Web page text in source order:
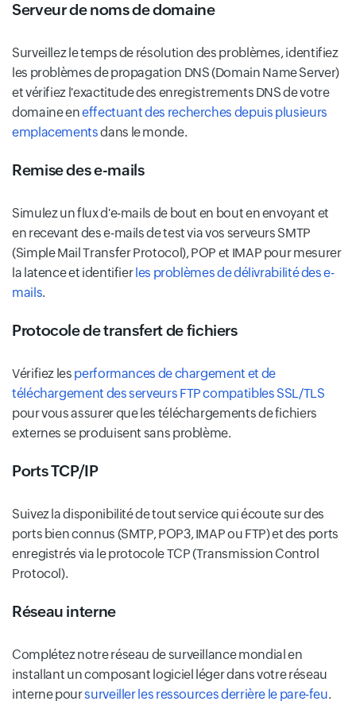
Serveur de noms de domaine
Surveillez le temps de résolution des problèmes, identifiez
les problèmes de propagation DNS (Domain Name Server)
et vérifiez l'exactitude des enregistrements DNS de votre
domaine eneffectuant des recherches depuis plusieurs
emplacementsdans le monde.
Remise des e-mails
Simulez un flux d'e-mails de bout en bout en envoyant et
en recevant des e-mails de test via vos serveurs SMTP
(Simple Mail Transfer Protocol), POP et IMAP pour mesurer
la latence et identifier les problèmes de délivrabilité des e-
mails.
Protocole de transfert de fichiers
Vérifiez les performances de chargement et de
téléchargement des serveurs FTP compatibles SSL/TLS
pour vous assurer que les téléchargements de fichiers
externes se produisent sans problème.
Ports TCP/IP
Suivez la disponibilité de tout service qui écoute sur des
ports bien connus (SMTP, POP3, IMAP ou FTP) et des ports
enregistrés via le protocole TCP (Transmission Control
Protocol).
Réseau interne
Complétez notre réseau de surveillance mondial en
installant un composant logiciel léger dans votre réseau
interne poursurveiller les ressources derrière le pare-feu.